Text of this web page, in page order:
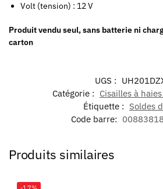
Volt (tension) : 12 V
Produit vendu seul, sans batterie ni
carton
UGS :
Catégorie : Cisailles à
Étiquette : Soldes
Code barre:
Produits similaires